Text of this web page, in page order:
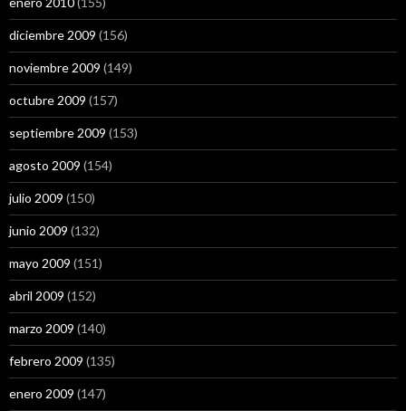
diciembre 2009 (156)
noviembre 2009 (149)
octubre 2009 (157)
septiembre 2009 (153)
agosto 2009 (154)
julio 2009 (150)
junio 2009 (132)
mayo 2009 (151)
abril 2009 (152)
marzo 2009 (140)
febrero 2009 (135)
enero 2009 (147)